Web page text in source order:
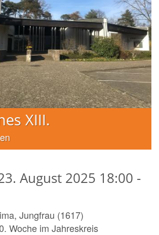
XIII.
August 2025 18:00 -
Jungfrau (1617)
Woche im Jahreskreis